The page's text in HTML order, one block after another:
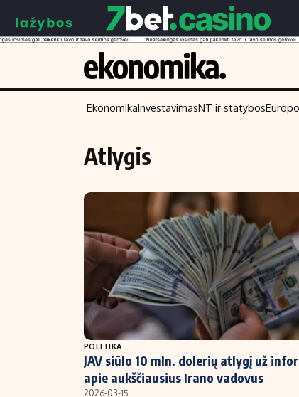
Turinys
Naujienos
Verslas
Energetika
Ekonomika
Politika
NT ir statybos
Finansai
Įmonės
Žemės ūkis
Laisvalaikis
EkonomikaInvestavimasNT ir statybos
Atlygis
POLITIKA
JAV siūlo 10 mln. dolerių atlygį už
apie aukščiausius Irano vadovus
2026-03-15